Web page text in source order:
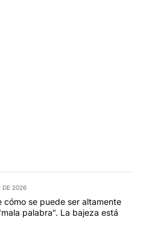
DE 2026
cómo se puede ser altamente
palabra". La bajeza está